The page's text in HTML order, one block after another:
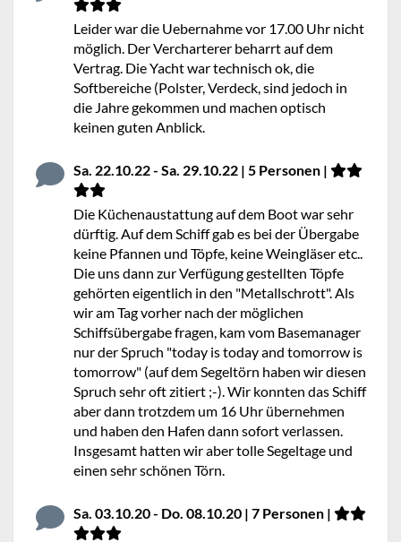
Leider war die Uebernahme vor 17.00 Uhr nicht
möglich. Der Vercharterer beharrt auf dem
Vertrag. Die Yacht war technisch ok, die
Softbereiche (Polster, Verdeck, sind jedoch in
die Jahre gekommen und machen optisch
keinen guten Anblick.
Sa. 22.10.22 - Sa. 29.10.22 | 5 Personen |
Die Küchenaustattung auf dem Boot war sehr
dürftig. Auf dem Schiff gab es bei der Übergabe
keine Pfannen und Töpfe, keine Weingläser etc..
Die uns dann zur Verfügung gestellten Töpfe
gehörten eigentlich in den "Metallschrott". Als
wir am Tag vorher nach der möglichen
Schiffsübergabe fragen, kam vom Basemanager
nur der Spruch "today is today and tomorrow is
tomorrow" (auf dem Segeltörn haben wir diesen
Spruch sehr oft zitiert ;-). Wir konnten das Schiff
aber dann trotzdem um 16 Uhr übernehmen
und haben den Hafen dann sofort verlassen.
Insgesamt hatten wir aber tolle Segeltage und
einen sehr schönen Törn.
Sa. 03.10.20 - Do. 08.10.20 | 7 Personen |